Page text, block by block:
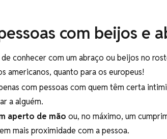
com beijos e
conhecer com um abraço ou beijos no
americanos, quanto para os europeus!
com pessoas com quem têm certa
a alguém.
aperto de mão ou, no máximo, um
mais proximidade com a pessoa.